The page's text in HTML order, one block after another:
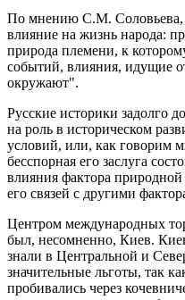
По мнению С.М. Соловьева,
влияние на жизнь народа:
природа племени, к
событий, влияния, идущие
окружают".
Русские историки задолго
на роль в историческом
условий, или, как говорим
бесспорная его заслуга
влияния фактора
его связей с другими
Центром международных
был, несомненно, Киев.
знали в Центральной и
значительные льготы, так
пробивались через